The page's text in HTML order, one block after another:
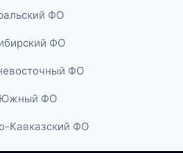
ФО
ФО
ФО
Южный ФО
Кавказский ФО